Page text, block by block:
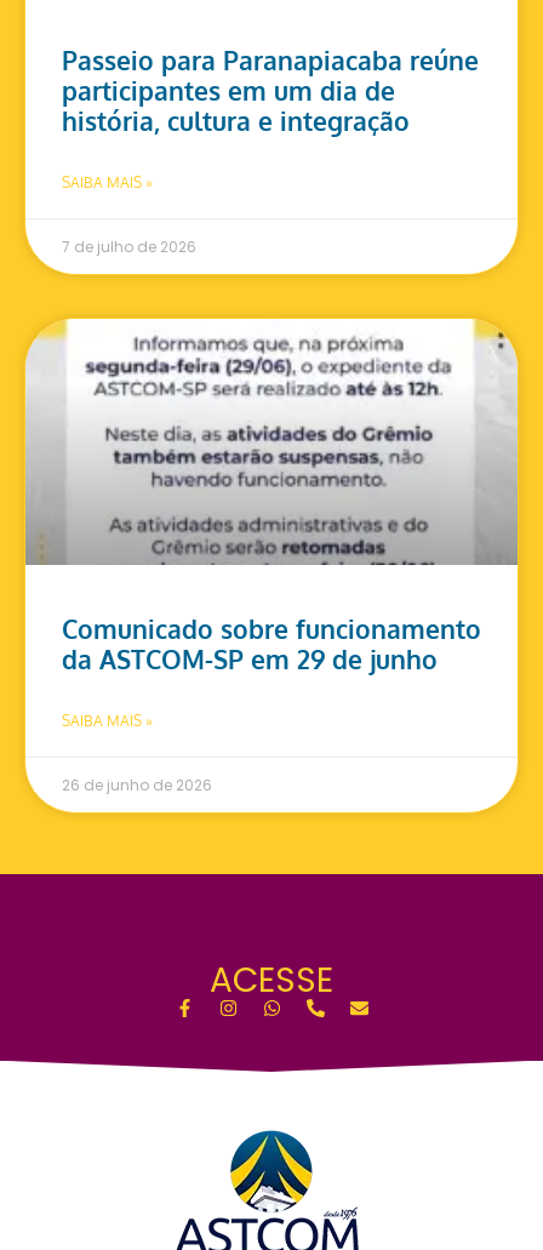
Passeio para Paranapiacaba reúne
participantes em um dia de
história, cultura e integração
SAIBA MAIS »
7 de julho de 2026
Comunicado sobre funcionamento
da ASTCOM-SP em 29 de junho
SAIBA MAIS »
26 de junho de 2026
ACESSE